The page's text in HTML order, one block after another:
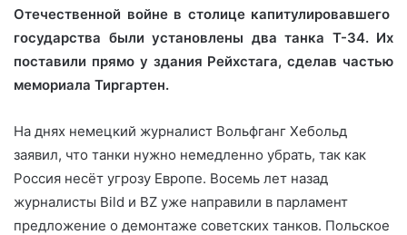
Отечественной войне в столице капитулировавшего
государства были установлены два танка Т-34. Их
поставили прямо у здания Рейхстага, сделав частью
мемориала Тиргартен.
На днях немецкий журналист Вольфганг Хебольд
заявил, что танки нужно немедленно убрать, так как
Россия несёт угрозу Европе. Восемь лет назад
журналисты Bild и BZ уже направили в парламент
предложение о демонтаже советских танков. Польское